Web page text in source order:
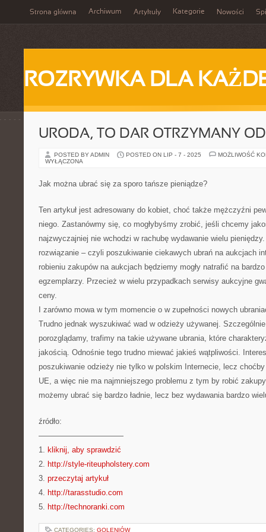
Strona główna Archiwum Artykuły Kategorie Nowości
ROZRYWKA DLA
URODA, TO DAR OTRZYMANY
POSTED BY ADMIN POSTED ON LIP - 7 - 2025
MOŻLIWOŚĆ
WYŁĄCZONA
Jak można ubrać się za sporo tańsze pieniądze?
Ten artykuł jest adresowany do kobiet, choć także mężczyźni
niego. Zastanówmy się, co mogłybyśmy zrobić, jeśli chcemy
najzwyczajniej nie wchodzi w rachubę wydawanie wielu
rozwiązanie – czyli poszukiwanie ciekawych ubrań na aukcjach
robieniu zakupów na aukcjach będziemy mogły natrafić na
egzemplarzy. Przecież w wielu przypadkach serwisy aukcyjne
ceny.
I zarówno mowa w tym momencie o w zupełności nowych
Trudno jednak wyszukiwać wad w odzieży używanej.
porozglądamy, trafimy na takie używane ubrania, które
jakością. Odnośnie tego trudno miewać jakieś wątpliwości.
poszukiwanie odzieży nie tylko w polskim Internecie, lecz
UE, a więc nie ma najmniejszego problemu z tym by robić
możemy ubrać się bardzo ładnie, lecz bez wydawania bardzo
źródło:
———————————
1. kliknij, aby sprawdzić
2. http://style-riteupholstery.com
3. przeczytaj artykuł
4. http://tarasstudio.com
5. http://technoranki.com
CATEGORIES: GOLENIÓW